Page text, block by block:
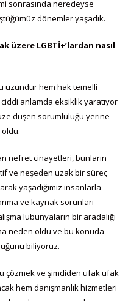
sonrasında neredeyse
dönemler yaşadık.
üzere LGBTİ+’lardan nasıl
uzundur hem hak temelli
anlamda eksiklik yaratıyor
düşen sorumluluğu yerine
oldu.
nefret cinayetleri, bunların
ve neşeden uzak bir süreç
yaşadığımız insanlarla
ve kaynak sorunları
lubunyaların bir aradalığı
neden oldu ve bu konuda
biliyoruz.
çözmek ve şimdiden ufak ufak
hem danışmanlık hizmetleri